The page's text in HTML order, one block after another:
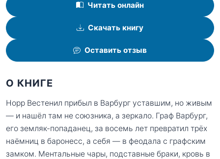
Читать онлайн
Скачать книгу
Оставить отзыв
О КНИГЕ
Норр Вестенил прибыл в Варбург уставшим, но живым
— и нашёл там не союзника, а зеркало. Граф Варбург,
его земляк-попаданец, за восемь лет превратил трёх
наёмниц в баронесс, а себя — в феодала с графским
замком. Ментальные чары, подставные браки, кровь в